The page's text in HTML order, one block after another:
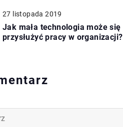
27 listopada 2019
Jak mała technologia może się
przysłużyć pracy w organizacji?